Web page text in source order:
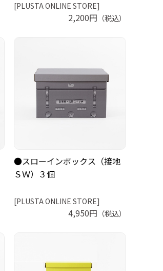
[PLUSTA ONLINE STORE]
2,200円 （税込）
●スローインボックス（接地
ＳＷ）３個
[PLUSTA ONLINE STORE]
4,950円 （税込）